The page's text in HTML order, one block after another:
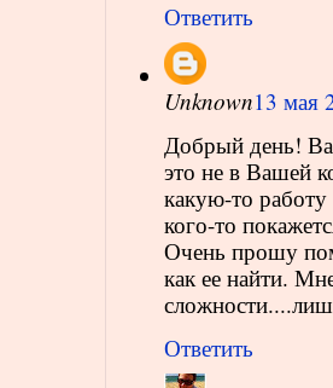
Ответить
Unknown13 мая
Добрый день!
это не в Вашей
какую-то
кого-то
Очень прошу
как ее найти.
Ответить